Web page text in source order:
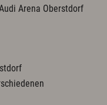
Arena Oberstdorf